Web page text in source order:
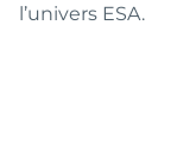
l’univers ESA.